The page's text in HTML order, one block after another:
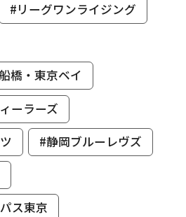
#リーグワンライジング
橋・東京ベイ
ーラーズ
#静岡ブルーレヴズ
ス東京